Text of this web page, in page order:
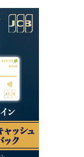
ョンが届
ら2回目は
し込みの